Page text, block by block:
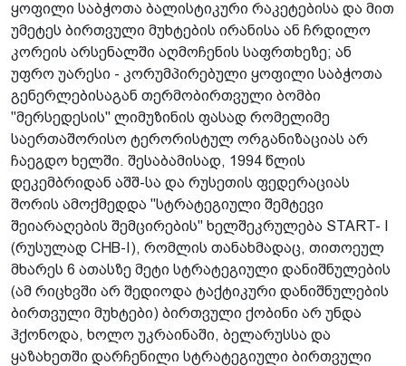
ყოფილი საბჭოთა ბალისტიკური რაკეტებისა და მით
უმეტეს ბირთვული მუხტების ირანისა ან ჩრდილო
კორეის არსენალში აღმოჩენის საფრთხეზე; ან
უფრო უარესი - კორუმპირებული ყოფილი საბჭოთა
გენერლებისაგან თერმობირთვული ბომბი
"მერსედესის" ლიმუზინის ფასად რომელიმე
საერთაშორისო ტერორისტულ ორგანიზაციას არ
ჩაეგდო ხელში. შესაბამისად, 1994 წლის
დეკემბრიდან აშშ-სა და რუსეთის ფედერაციას
შორის ამოქმედდა "სტრატეგიული შემტევი
შეიარაღების შემცირების" ხელშეკრულება START- I
(რუსულად СНВ-I), რომლის თანახმადაც, თითოეულ
მხარეს 6 ათასზე მეტი სტრატეგიული დანიშნულების
(ამ რიცხვში არ შედიოდა ტაქტიკური დანიშნულების
ბირთვული მუხტები) ბირთვული ქობინი არ უნდა
ჰქონოდა, ხოლო უკრაინაში, ბელარუსსა და
ყაზახეთში დარჩენილი სტრატეგიული ბირთვული